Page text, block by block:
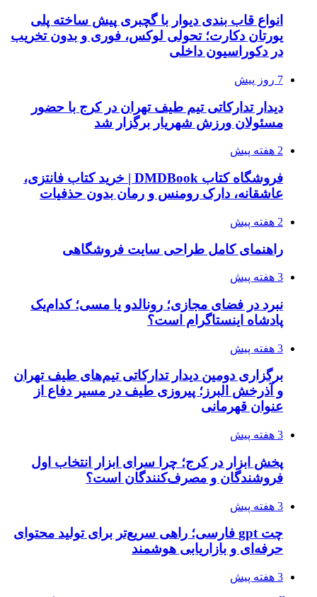
انواع قاب بندی دیوار با گچبری پیش ساخته پلی
یورتان دکارت؛ تحولی لوکس، فوری و بدون تخریب
در دکوراسیون داخلی
7 روز پیش
دیدار تدارکاتی تیم طیف تهران در کرج با حضور
مسئولان ورزش شهریار برگزار شد
2 هفته پیش
فروشگاه کتاب DMDBook | خرید کتاب فانتزی،
عاشقانه، دارک رومنس و رمان بدون حذفیات
2 هفته پیش
راهنمای کامل طراحی سایت فروشگاهی
3 هفته پیش
نبرد در فضای مجازی؛ رونالدو یا مسی؛ کدام‌یک
پادشاه اینستاگرام است؟
3 هفته پیش
برگزاری دومین دیدار تدارکاتی تیم‌های طیف تهران
و آذرخش البرز؛ پیروزی طیف در مسیر دفاع از
عنوان قهرمانی
3 هفته پیش
پخش ابزار در کرج؛ چرا سرای ابزار انتخاب اول
فروشندگان و مصرف‌کنندگان است؟
3 هفته پیش
چت gpt فارسی؛ راهی سریع‌تر برای تولید محتوای
حرفه‌ای و بازاریابی هوشمند
3 هفته پیش